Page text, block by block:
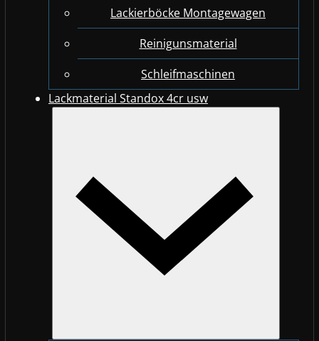
Lackierböcke Montagewagen
Reinigunsmaterial
Schleifmaschinen
Lackmaterial Standox 4cr usw